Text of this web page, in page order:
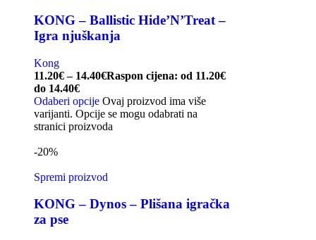
KONG – Ballistic Hide’N’Treat –
Igra njuškanja
Kong
11.20€ – 14.40€Raspon cijena: od 11.20€
do 14.40€
Odaberi opcije Ovaj proizvod ima više
varijanti. Opcije se mogu odabrati na
stranici proizvoda
-20%
Spremi proizvod
KONG – Dynos – Plišana igračka
za pse